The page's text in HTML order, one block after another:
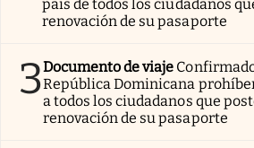
país de todos los ciudadanos
renovación de su pasaporte
3Documento de viaje
República Dominicana
a todos los ciudadanos que
renovación de su pasaporte